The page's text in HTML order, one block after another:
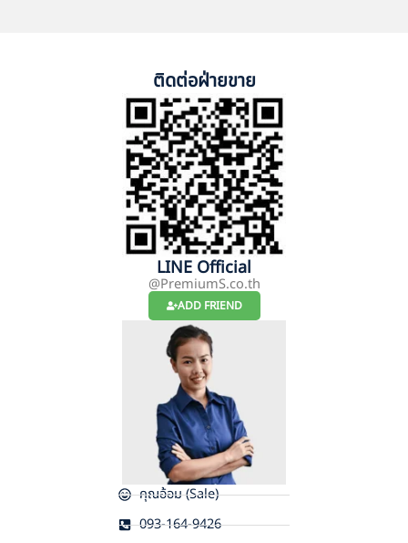
ติดต่อฝ่ายขาย
LINE Official
@PremiumS.co.th
ADD FRIEND
คุณอ้อม (Sale)
093-164-9426